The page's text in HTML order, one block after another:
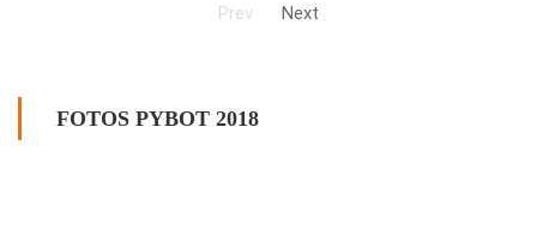
Prev Next
FOTOS PYBOT 2018